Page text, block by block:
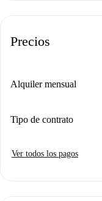
Precios
Alquiler mensual
Tipo de contrato
Ver todos los pagos